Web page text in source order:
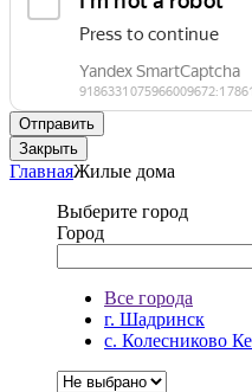
Отправить
Закрыть
ГлавнаяЖилые дома
Выберите город
Город
Все города
г. Шадринск
с. Колесниково